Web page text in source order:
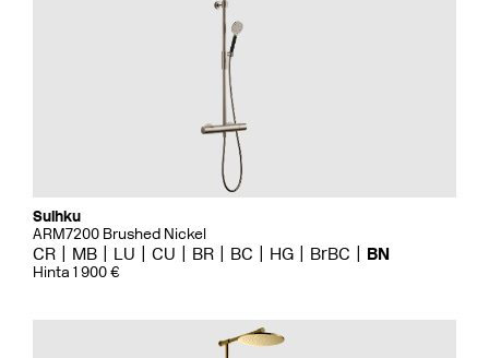
Suihku
ARM7200 Brushed Nickel
CR MB LU CU BR BC HG BrBC BN
Hinta 1 900 €